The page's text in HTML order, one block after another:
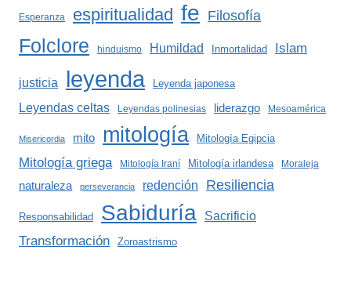
Esperanza espiritualidad fe Filosofía
Folclore hinduismo Humildad Inmortalidad Islam
justicia leyenda Leyenda japonesa
Leyendas celtas Leyendas polinesias liderazgo Mesoamérica
Misericordia mito mitología Mitología Egipcia
Mitología griega Mitología Iraní Mitología irlandesa Moraleja
naturaleza perseverancia redención Resiliencia
Responsabilidad Sabiduría Sacrificio
Transformación Zoroastrismo